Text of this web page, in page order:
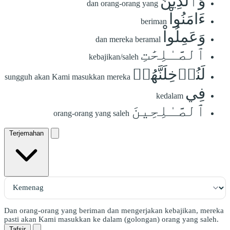
dan orang-orang yang
ءَامَنُواْ beriman
وَعَمِلُواْ dan mereka beramal
ٱلصَّـٰلِحَٰتِ kebajikan/saleh
لَنُدۡخِلَنَّهُمۡ sungguh akan Kami masukkan mereka
فِي kedalam
ٱلصَّـٰلِحِينَ orang-orang yang saleh
Terjemahan
Dan orang-orang yang beriman dan mengerjakan kebajikan, mereka
pasti akan Kami masukkan ke dalam (golongan) orang yang saleh.